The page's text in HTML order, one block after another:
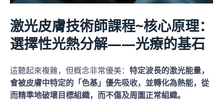
激光皮膚技術師課程~核心原理：
選擇性光熱分解——光療的基石
這聽起來複雜，但概念非常優美： 特定波長的激光能量，
會被皮膚中特定的「色基」優先吸收，並轉化為熱能，從
而精準地破壞目標組織，而不傷及周圍正常組織。